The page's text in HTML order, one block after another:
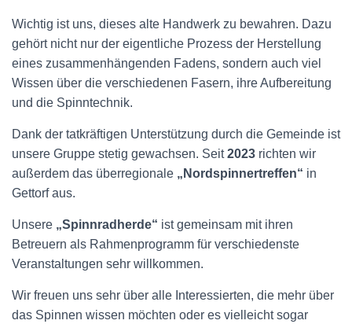
Wichtig ist uns, dieses alte Handwerk zu bewahren. Dazu
gehört nicht nur der eigentliche Prozess der Herstellung
eines zusammenhängenden Fadens, sondern auch viel
Wissen über die verschiedenen Fasern, ihre Aufbereitung
und die Spinntechnik.
Dank der tatkräftigen Unterstützung durch die Gemeinde ist
unsere Gruppe stetig gewachsen. Seit2023 richten wir
außerdem das überregionale „Nordspinnertreffen“ in
Gettorf aus.
Unsere „Spinnradherde“ ist gemeinsam mit ihren
Betreuern als Rahmenprogramm für verschiedenste
Veranstaltungen sehr willkommen.
Wir freuen uns sehr über alle Interessierten, die mehr über
das Spinnen wissen möchten oder es vielleicht sogar